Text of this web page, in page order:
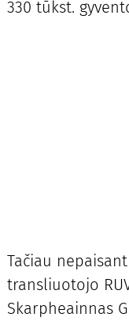
330 tūkst.
Tačiau
transliuotojo
Skarpheainnas